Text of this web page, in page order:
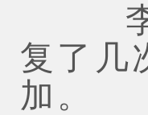
李思
复了几
加。